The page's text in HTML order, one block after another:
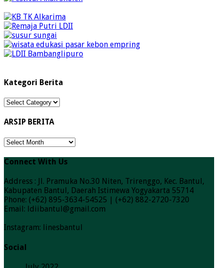
Kategori Berita
Kategori
ARSIP BERITA
ARSIP
Connect With Us
Address : Jl. Pramuka No.30 Niten, Trirenggo, Kec. Bantul,
Kabupaten Bantul, Daerah Istimewa Yogyakarta 55714
Phone: (+62) 895-3634-54525 | (+62) 882-2720-7320
Email: ldiibantul@gmail.com
Instagram: linesbantul
Social